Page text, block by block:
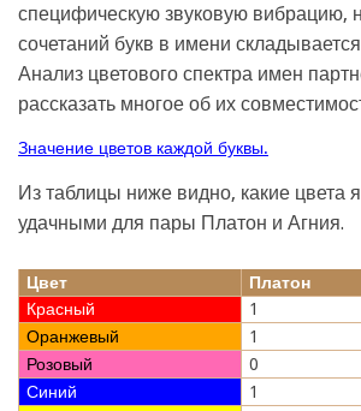
специфическую звуковую вибрацию,
сочетаний букв в имени
Анализ цветового спектра имен
рассказать многое об их
Значение цветов каждой буквы.
Из таблицы ниже видно, какие цвета
удачными для пары Платон и Агния.
Цвет Платон
Красный
1
Оранжевый
1
Розовый
0
Синий
1